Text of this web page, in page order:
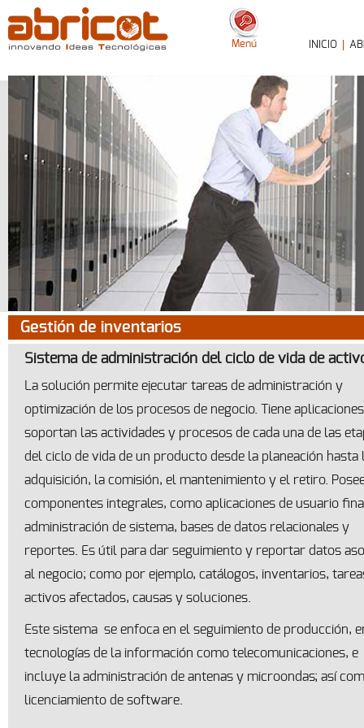
Menú INICIO
Gestión de inventarios
Sistema de administración del ciclo de vida de
La solución permite ejecutar tareas de administración y
optimización de los procesos de negocio. Tiene
soportan las actividades y procesos de cada una de las
del ciclo de vida de un producto desde la planeación hasta
adquisición, la comisión, el mantenimiento y el retiro.
componentes integrales, como aplicaciones de usuario
administración de sistema, bases de datos relacionales y
reportes. Es útil para dar seguimiento y reportar datos
al negocio; como por ejemplo, catálogos, inventarios,
activos afectados, causas y soluciones.
Este sistema se enfoca en el seguimiento de producción,
tecnologías de la información como telecomunicaciones, e
incluye la administración de antenas y microondas; así
licenciamiento de software.